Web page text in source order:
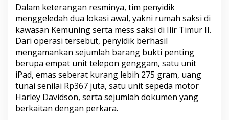
i
n
g
g
a
E
m
a
s
,
J
e
Dalam keterangan resminya, tim penyidik
menggeledah dua lokasi awal, yakni rumah saksi di
kawasan Kemuning serta mess saksi di Ilir Timur II.
Dari operasi tersebut, penyidik berhasil
mengamankan sejumlah barang bukti penting
berupa empat unit telepon genggam, satu unit
iPad, emas seberat kurang lebih 275 gram, uang
tunai senilai Rp367 juta, satu unit sepeda motor
Harley Davidson, serta sejumlah dokumen yang
berkaitan dengan perkara.